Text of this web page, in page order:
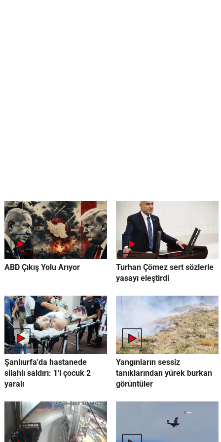
ABD Çıkış Yolu Arıyor
Turhan Çömez sert sözlerle
yasayı eleştirdi
Şanlıurfa'da hastanede
silahlı saldırı: 1'i çocuk 2
yaralı
Yangınların sessiz
tanıklarından yürek burkan
görüntüler